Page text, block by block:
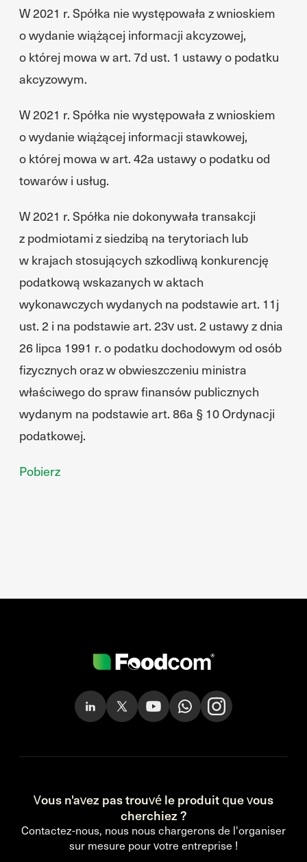
W 2021 r. Spółka nie występowała z wnioskiem
o wydanie wiążącej informacji akcyzowej,
o której mowa w art. 7d ust. 1 ustawy o podatku
akcyzowym.
W 2021 r. Spółka nie występowała z wnioskiem
o wydanie wiążącej informacji stawkowej,
o której mowa w art. 42a ustawy o podatku od
towarów i usług.
W 2021 r. Spółka nie dokonywała transakcji
z podmiotami z siedzibą na terytoriach lub
w krajach stosujących szkodliwą konkurencję
podatkową wskazanych w aktach
wykonawczych wydanych na podstawie art. 11j
ust. 2 i na podstawie art. 23v ust. 2 ustawy z dnia
26 lipca 1991 r. o podatku dochodowym od osób
fizycznych oraz w obwieszczeniu ministra
właściwego do spraw finansów publicznych
wydanym na podstawie art. 86a § 10 Ordynacji
podatkowej.
Pobierz
Vous n'avez pas trouvé le produit que vous
cherchiez ?
Contactez-nous, nous nous chargerons de l'organiser
sur mesure pour votre entreprise !